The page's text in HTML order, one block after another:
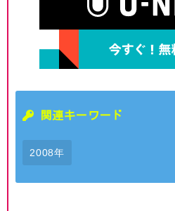
関連キーワード
2008年